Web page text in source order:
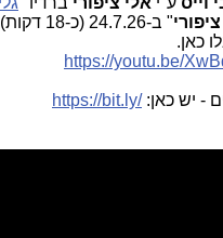
" ב-24.7.26 (כ-18 דקות). כל
https://
כאן: https://bit.ly/